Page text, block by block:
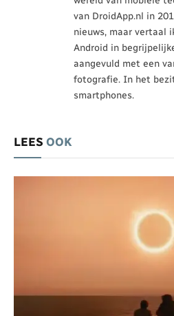
van DroidApp.nl in
nieuws, maar vertaal
Android in
aangevuld met een
fotografie. In het
smartphones.
LEES OOK